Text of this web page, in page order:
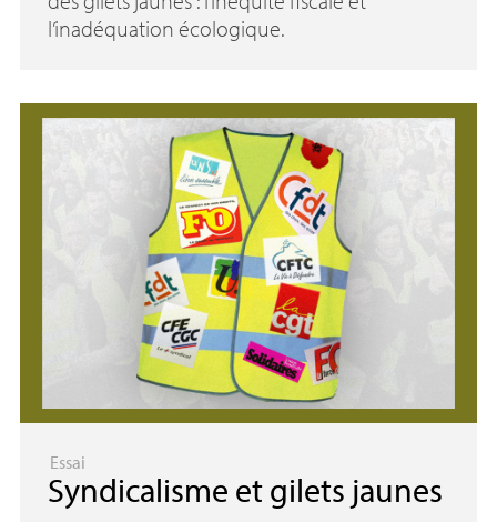
l’inadéquation écologique.
Essai
Syndicalisme et gilets jaunes